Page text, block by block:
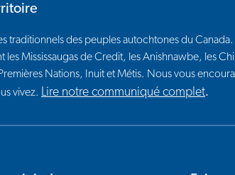
traditionnels des peuples autochtones du
Mississaugas de Credit, les Anishnawbe, les
Nations, Inuit et Métis. Nous vous
vivez. Lire notre communiqué complet.